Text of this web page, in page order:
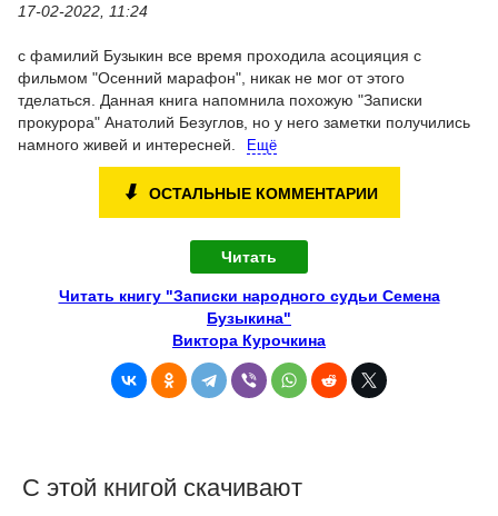
17-02-2022, 11:24
с фамилий Бузыкин все время проходила асоцияция с
фильмом "Осенний марафон", никак не мог от этого
тделаться. Данная книга напомнила похожую "Записки
прокурора" Анатолий Безуглов, но у него заметки получились
намного живей и интересней.
Ещё
⬇ ОСТАЛЬНЫЕ КОММЕНТАРИИ
Читать
Читать книгу "Записки народного судьи Семена
Бузыкина"
Виктора Курочкина
С этой книгой скачивают